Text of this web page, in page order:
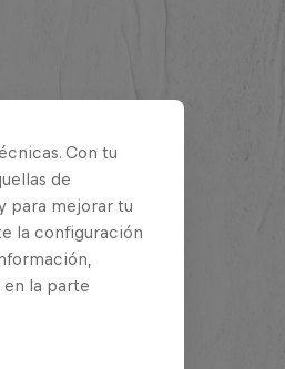
Con tu
de
para mejorar tu
la configuración
en la parte